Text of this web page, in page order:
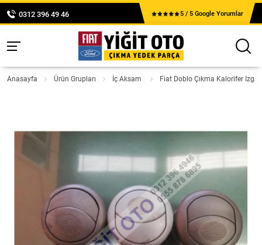
0312 396 49 46 5 / 5 Google Yorumlar
Anasayfa Ürün Grupları İç Aksam Fiat Doblo Çıkma Kalorifer